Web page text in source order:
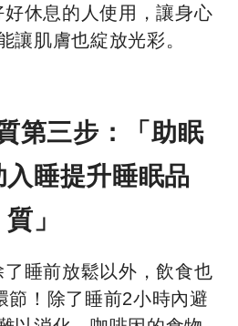
休息的人使用，讓身心
讓肌膚也綻放光彩。
第三步：「助眠
睡提升睡眠品
質」
睡前放鬆以外，飲食也
節！除了睡前2小時內避